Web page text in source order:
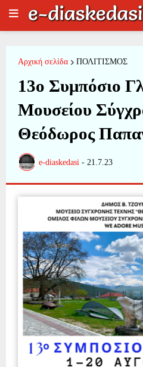
Αρχική σελίδα ΠΟΛΙΤΙΣΜΟΣ
13ο Συμπόσιο
Μουσείου
Θεόδωρος
e-diaskedasi - 21.7.23